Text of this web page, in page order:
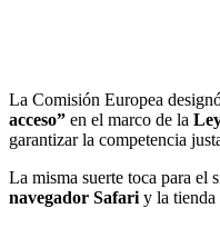
La Comisión Europea
acceso” en el marco de la
garantizar la competencia
La misma suerte toca para el
navegador Safari y la tienda